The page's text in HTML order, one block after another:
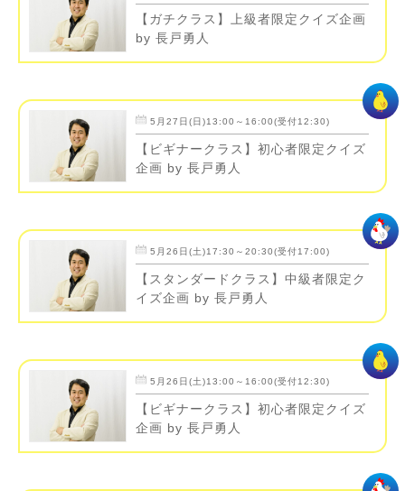
【ガチクラス】上級者限定クイズ企画
by 長戸勇人
5月27日(日)13:00～16:00(受付12:30)
【ビギナークラス】初心者限定クイズ
企画 by 長戸勇人
5月26日(土)17:30～20:30(受付17:00)
【スタンダードクラス】中級者限定ク
イズ企画 by 長戸勇人
5月26日(土)13:00～16:00(受付12:30)
【ビギナークラス】初心者限定クイズ
企画 by 長戸勇人